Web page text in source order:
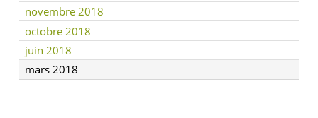
novembre 2018
octobre 2018
juin 2018
mars 2018